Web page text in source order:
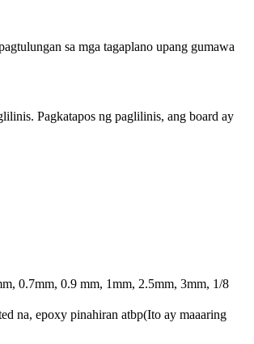
sa mga tagaplano upang gumawa
Pagkatapos ng paglilinis, ang board ay
0.7mm, 0.9 mm, 1mm, 2.5mm, 3mm, 1/8
na, epoxy pinahiran atbp(Ito ay maaaring